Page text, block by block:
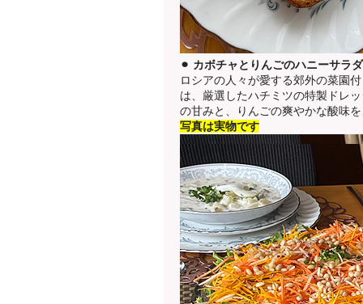
⚫︎ カボチャとりんごのハニーサラダ
ロシアの人々が愛する郊外の菜園
は、厳選したハチミツの特製ドレ
の甘みと、りんごの爽やかな酸味
写真は実物です